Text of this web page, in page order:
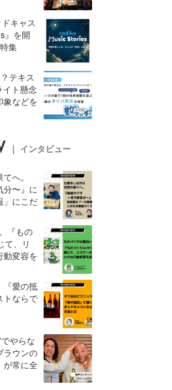
キャス
』を開
集
テキス
イト懸念
象などを
｜ インタビュー
へ。
分〜』に
」にこだ
『もの
て、リ
動変容を
『愛の抵
トならで
やらな
ラウンの
が常に全